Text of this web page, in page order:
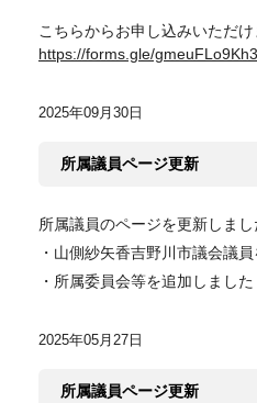
こちらからお申し込みいただけ
https://forms.gle/
2025年09月30日
所属議員ページ更新
所属議員のページを更新しまし
・山側紗矢香吉野川市議会議
・所属委員会等を追加しました
2025年05月27日
所属議員ページ更新